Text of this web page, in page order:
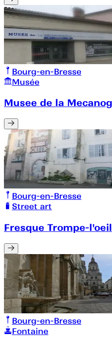
Bourg-en-Bresse
Musée
Musee de la
Bourg-en-Bresse
Street art
Fresque Trompe-l'oeil
Bourg-en-Bresse
Fontaine